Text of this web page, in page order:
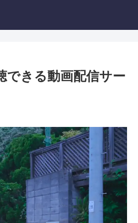
できる動画配信サー